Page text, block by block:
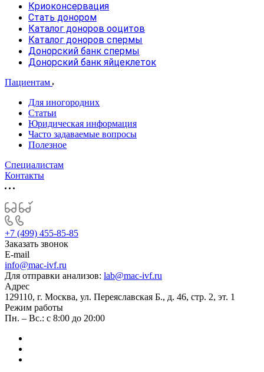
Криоконсервация
Стать донором
Каталог доноров ооцитов
Каталог доноров спермы
Донорский банк спермы
Донорский банк яйцеклеток
Пациентам
Для иногородних
Статьи
Юридическая информация
Часто задаваемые вопросы
Полезное
Специалистам
Контакты
+7 (499) 455-85-85
Заказать звонок
E-mail
info@mac-ivf.ru
Для отправки анализов: lab@mac-ivf.ru
Адрес
129110, г. Москва, ул. Переяславская Б., д. 46, стр. 2, эт. 1
Режим работы
Пн. – Вс.: с 8:00 до 20:00